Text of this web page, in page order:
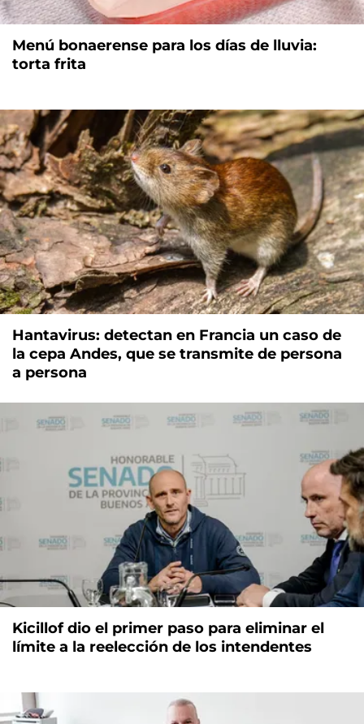
Menú bonaerense para los días de lluvia:
torta frita
Hantavirus: detectan en Francia un caso de
la cepa Andes, que se transmite de persona
a persona
Kicillof dio el primer paso para eliminar el
límite a la reelección de los intendentes